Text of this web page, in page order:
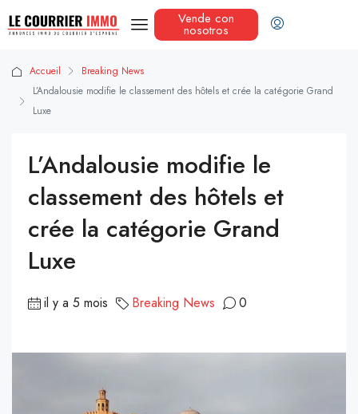
Vende con
nosotros
Accueil
Breaking News
L’Andalousie modifie le classement des hôtels et crée la catégorie Grand
Luxe
L’Andalousie modifie le
classement des hôtels et
crée la catégorie Grand
Luxe
il y a 5 mois Breaking News 0